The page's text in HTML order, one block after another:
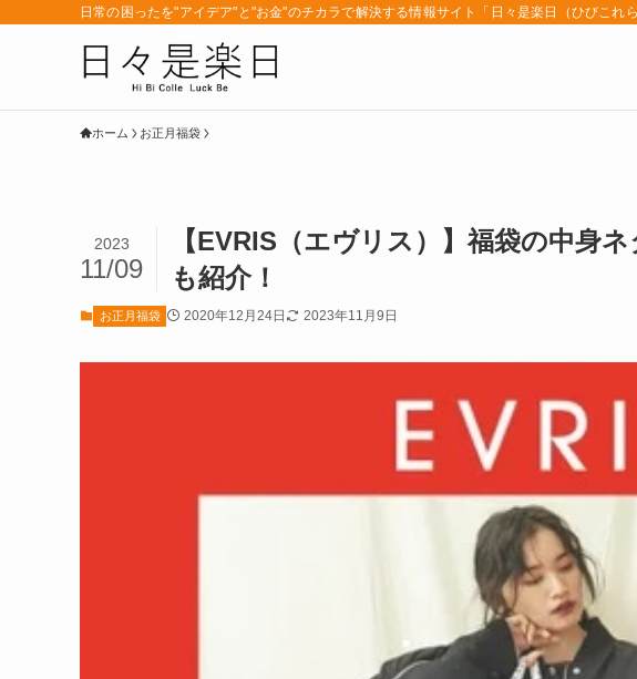
日常の困ったを"アイデア"と"お金"のチカラで解決する情報サイト「日々是楽日（ひびこれら
ホーム お正月福袋
【EVRIS（エヴリス）】福袋の中身
も紹介！
2023
11/09
お正月福袋 2020年12月24日 2023年11月9日